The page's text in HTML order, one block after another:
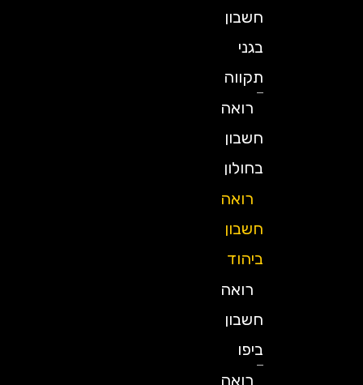
חשבון
תקווה
רואה
חשבון
בחולון
רואה
חשבון
ביהוד
רואה
חשבון
רואה